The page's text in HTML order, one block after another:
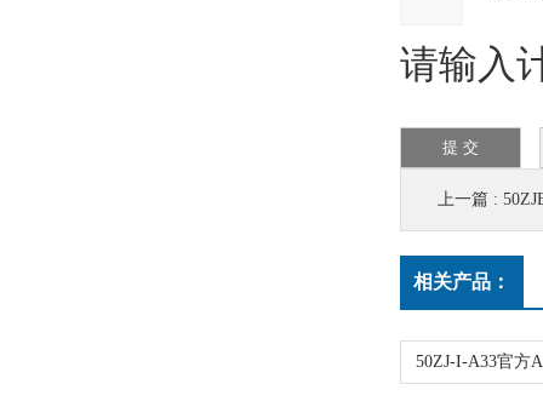
请输入
上一篇 :
相关产品：